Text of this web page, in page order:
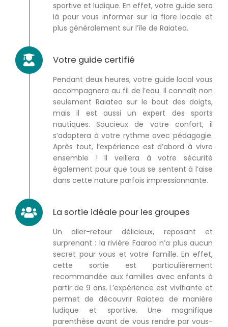
sportive et ludique. En effet, votre guide sera
là pour vous informer sur la flore locale et
plus généralement sur l’île de Raiatea.
Votre guide certifié
Pendant deux heures, votre guide local vous
accompagnera au fil de l’eau. Il connaît non
seulement Raiatea sur le bout des doigts,
mais il est aussi un expert des sports
nautiques. Soucieux de votre confort, il
s’adaptera à votre rythme avec pédagogie.
Après tout, l’expérience est d’abord à vivre
ensemble ! Il veillera à votre sécurité
également pour que tous se sentent à l’aise
dans cette nature parfois impressionnante.
La sortie idéale pour les groupes
Un aller-retour délicieux, reposant et
surprenant : la rivière Faaroa n’a plus aucun
secret pour vous et votre famille. En effet,
cette sortie est particulièrement
recommandée aux familles avec enfants à
partir de 9 ans. L’expérience est vivifiante et
permet de découvrir Raiatea de manière
ludique et sportive. Une magnifique
parenthèse avant de vous rendre par vous-